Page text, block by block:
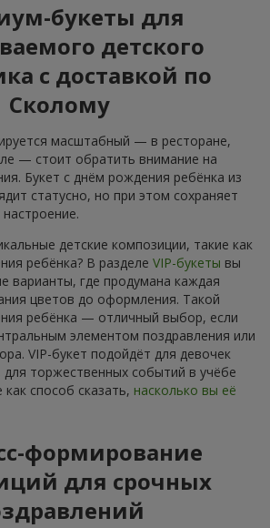
букеты для
детского
с доставкой по
Сколому
масштабный — в ресторане,
— стоит обратить внимание на
Букет с днём рождения ребёнка из
статусно, но при этом сохраняет
детские композиции, такие как
ребёнка? В разделе VIP-букеты вы
варианты, где продумана каждая
цветов до оформления. Такой
ребёнка — отличный выбор, если
элементом поздравления или
VIP-букет подойдёт для девочек
для торжественных событий в учёбе
способ сказать, насколько вы её
формирование
для срочных